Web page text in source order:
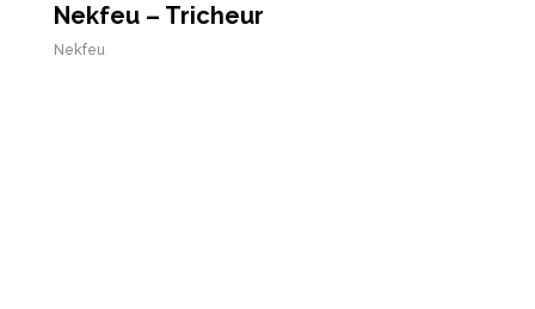
Nekfeu – Tricheur
Nekfeu